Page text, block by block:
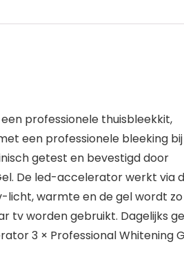
professionele thuisbleekkit,
een professionele bleeking
getest en bevestigd door
De led-accelerator werkt via
warmte en de gel wordt
tv worden gebruikt. Dagelijks
3 × Professional Whitening